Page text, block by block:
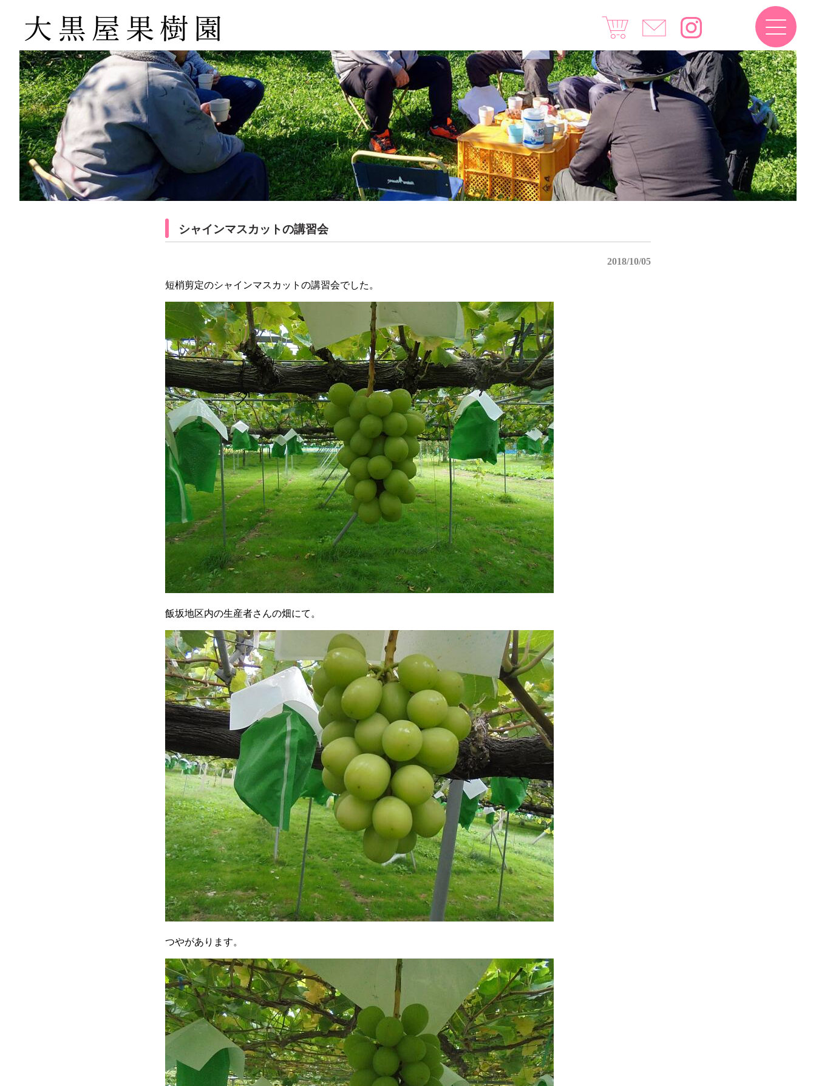
シャインマスカットの講習会
2018/10/05
短梢剪定のシャインマスカットの講習会でした。
飯坂地区内の生産者さんの畑にて。
つやがあります。